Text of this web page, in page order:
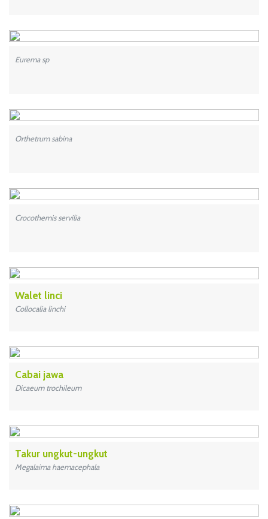
Eurema sp
Orthetrum sabina
Crocothemis servilia
Walet linci
Collocalia linchi
Cabai jawa
Dicaeum trochileum
Takur ungkut-ungkut
Megalaima haemacephala